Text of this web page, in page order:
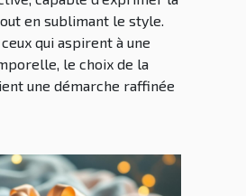
en sublimant le style.
qui aspirent à une
le choix de la
une démarche raffinée